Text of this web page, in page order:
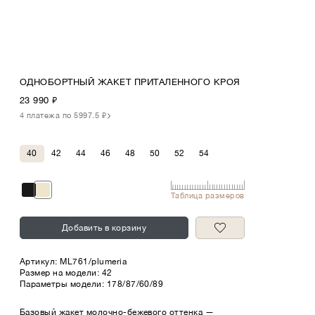
ОДНОБОРТНЫЙ ЖАКЕТ ПРИТАЛЕННОГО КРОЯ
23 990₽
4 платежа по 5997.5 ₽
40 42 44 46 48 50 52 54
Таблица размеров
Добавить в корзину
Артикул: ML761/plumeria
Размер на модели: 42
Параметры модели: 178/87/60/89
Базовый жакет молочно-бежевого оттенка —